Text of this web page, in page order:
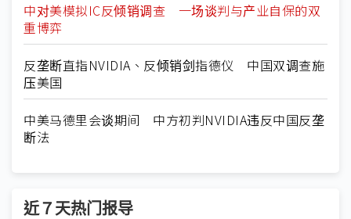
中对美模拟IC反倾销调查 一场谈判与产业自保的双
重博弈
反垄断直指NVIDIA、反倾销剑指德仪 中国双调查施
压美国
中美马德里会谈期间 中方初判NVIDIA违反中国反垄
断法
近７天热门报导